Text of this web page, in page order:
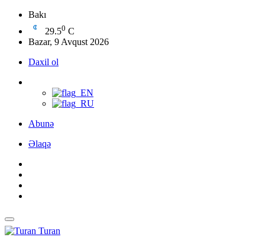
Bakı
29.50 C
Bazar, 9 Avqust 2026
Daxil ol
Abunə
Əlaqə
Turan